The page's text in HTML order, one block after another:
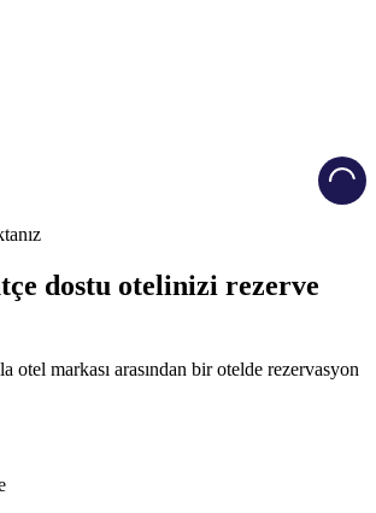
dostu otelinizi rezerve
otel markası arasından bir otelde rezervasyon